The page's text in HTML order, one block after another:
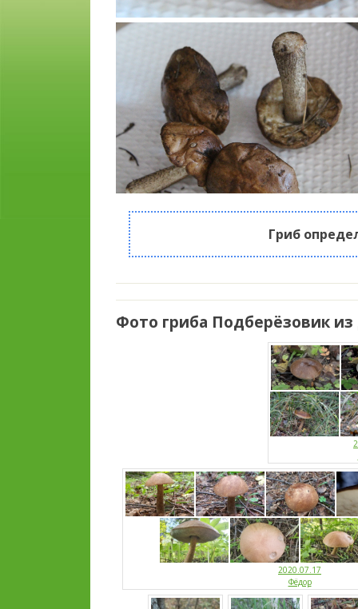
Гриб
Фото гриба Подберёзовик из
2020.07.17
Фёдор